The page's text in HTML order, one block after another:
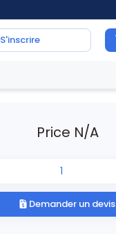
S'inscrire
Price N/A
Demander un devis